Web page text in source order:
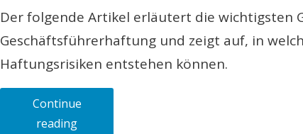
Der folgende Artikel erläutert die wichtigsten
Geschäftsführerhaftung und zeigt auf, in
Haftungsrisiken entstehen können.
Continue
reading„Geschäftsführerhaftung